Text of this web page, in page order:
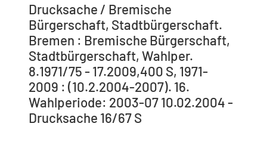
Drucksache / Bremische
Bürgerschaft, Stadtbürgerschaft.
Bremen : Bremische Bürgerschaft,
Stadtbürgerschaft, Wahlper.
8.1971/75 - 17.2009,400 S, 1971-
2009 : (10.2.2004-2007). 16.
Wahlperiode: 2003-07 10.02.2004 -
Drucksache 16/67 S